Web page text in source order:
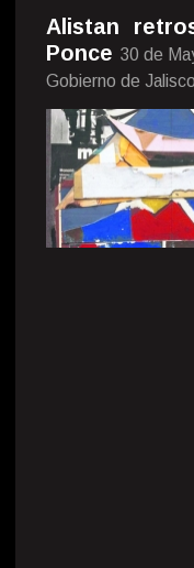
Alistan
Ponce 30 de
Gobierno de